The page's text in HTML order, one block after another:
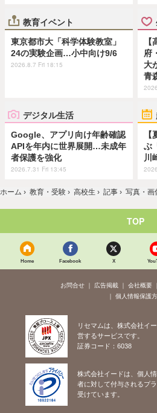
教育イベント
東京都市大「科学体験教室」
24の実験企画…小中向け9/6
2026.8.7 Fri 18:15
府
大
青
デジタル生活
Google、アプリ向け年齢確認
APIを年内に世界展開…未成年
者保護を強化
2026.7.31 Fri 13:45
ぶ
川
ホーム › 教育・受験 › 高校生 › 記事 › 写真・画
TOP
Home Facebook X
お問合せ 広告掲載 会社概要
個人情報保護
リセマムは、株式会社イ
営するサービスです。
証券コード：6038
株式会社イードは、個人
者に対して付与されるプ
受けています。